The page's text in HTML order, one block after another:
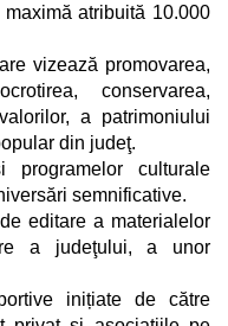
atribuită 10.000
vizează promovarea,
conservarea,
a patrimoniului
din judeţ.
programelor culturale
semnificative.
editare a materialelor
a judeţului, a unor
inițiate de către